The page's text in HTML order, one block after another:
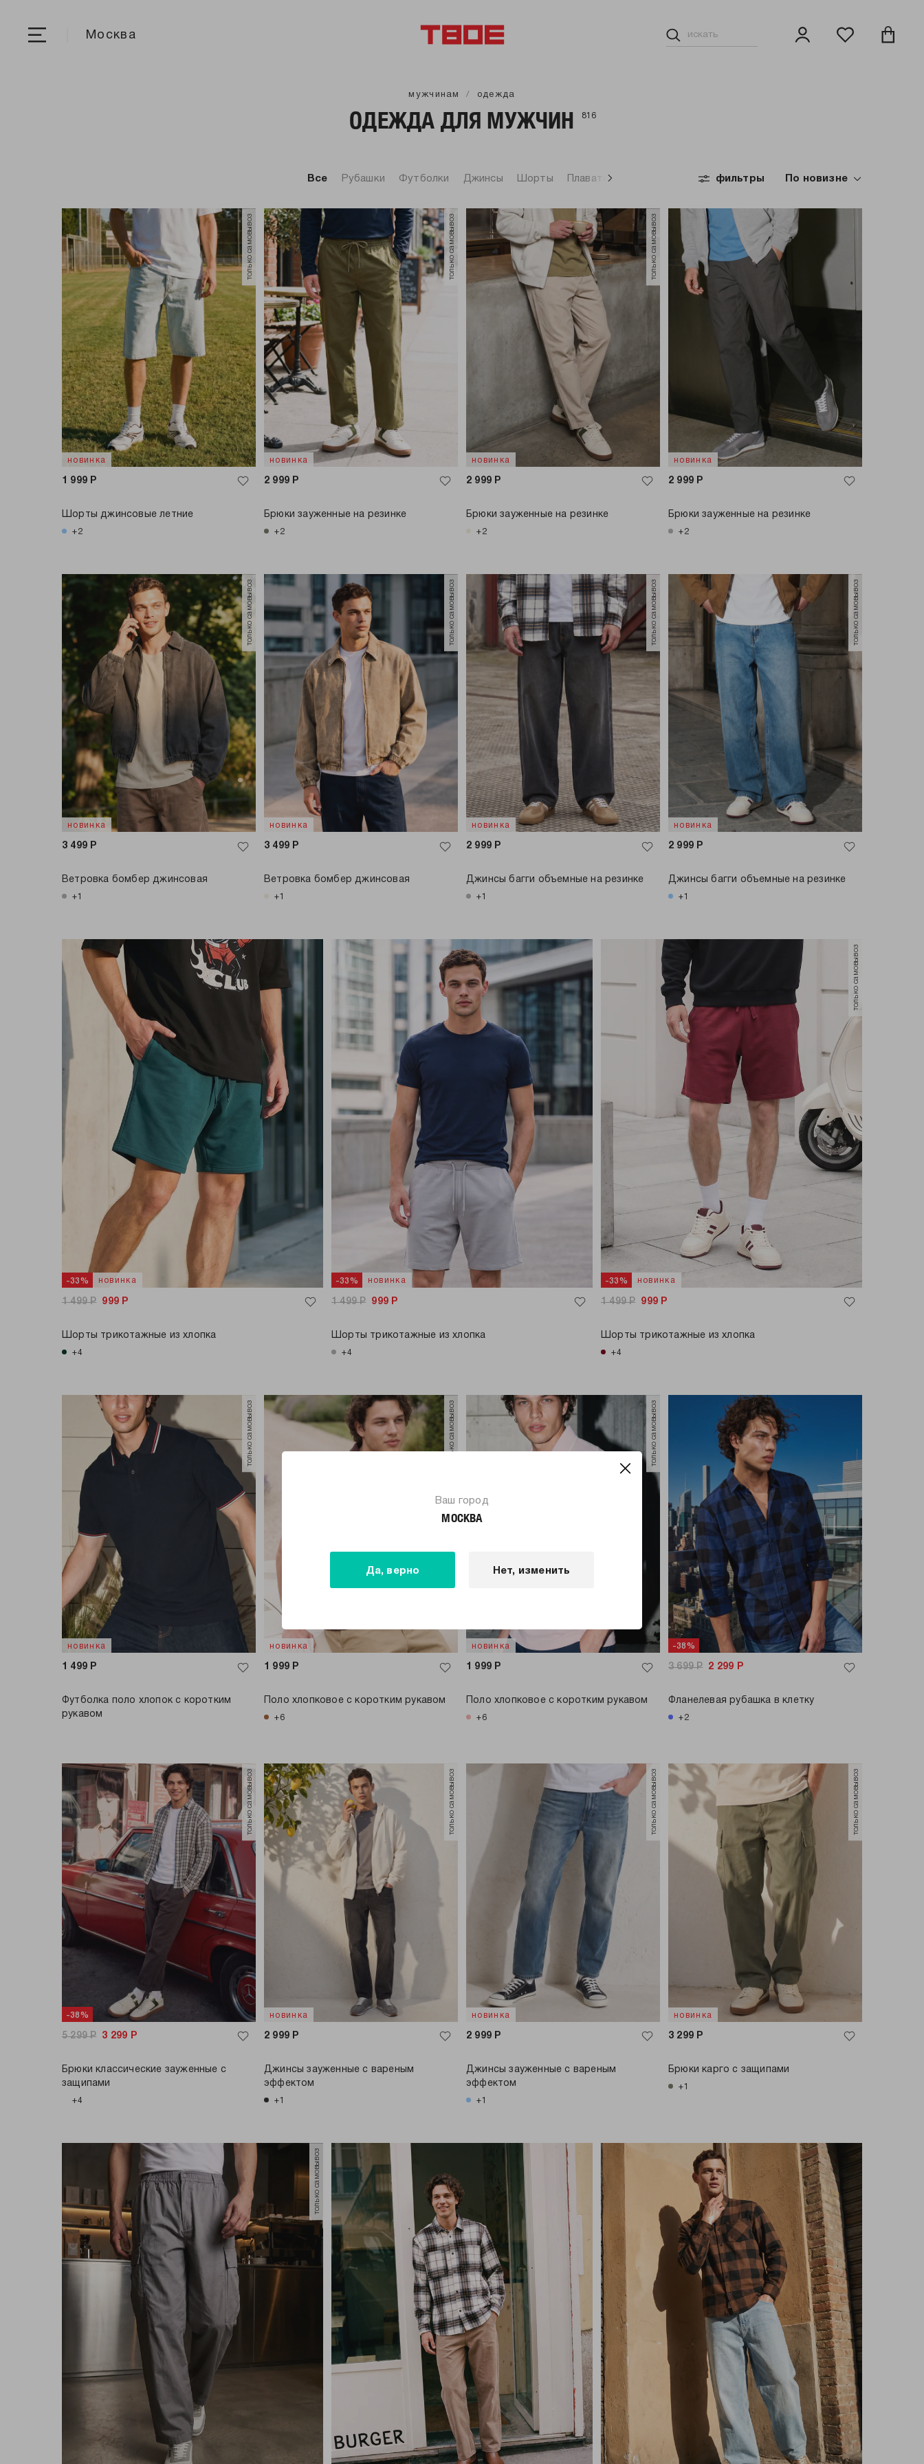
Москва
Ваш город
МОСКВА
Да, верно Нет, изменить
мужчинам одежда
ОДЕЖДА ДЛЯ МУЖЧИН 816
Все Рубашки Футболки Джинсы Шорты Плавательные шорты Брюки Толстовки, свитшоты, худи
По новизне
фильтры
новинка
только самовывоз
1 999 Р
Шорты джинсовые летние
+2
новинка
только самовывоз
2 999 Р
Брюки зауженные на резинке
+2
новинка
только самовывоз
2 999 Р
Брюки зауженные на резинке
+2
новинка
2 999 Р
Брюки зауженные на резинке
+2
новинка
только самовывоз
3 499 Р
Ветровка бомбер джинсовая
+1
новинка
только самовывоз
3 499 Р
Ветровка бомбер джинсовая
+1
новинка
только самовывоз
2 999 Р
Джинсы багги объемные на резинке
+1
новинка
только самовывоз
2 999 Р
Джинсы багги объемные на резинке
+1
-33% новинка
1 499Р 999 Р
Шорты трикотажные из хлопка
+4
-33% новинка
1 499Р 999 Р
Шорты трикотажные из хлопка
+4
-33% новинка
только самовывоз
1 499Р 999Р
Шорты трикотажные из хлопка
+4
новинка
только самовывоз
1 499 Р
Футболка поло хлопок с коротким
рукавом
новинка
только самовывоз
1 999 Р
Поло хлопковое с коротким рукавом
+6
новинка
только самовывоз
1 999 Р
Поло хлопковое с коротким рукавом
+6
-38%
3 699Р 2 299 Р
Фланелевая рубашка в клетку
+2
-38%
только самовывоз
5 299Р 3 299 Р
Брюки классические зауженные с
защипами
+4
новинка
только самовывоз
2 999 Р
Джинсы зауженные с вареным
эффектом
+1
новинка
только самовывоз
2 999 Р
Джинсы зауженные с вареным
эффектом
+1
новинка
только самовывоз
3 299 Р
Брюки карго с защипами
+1
только самовывоз